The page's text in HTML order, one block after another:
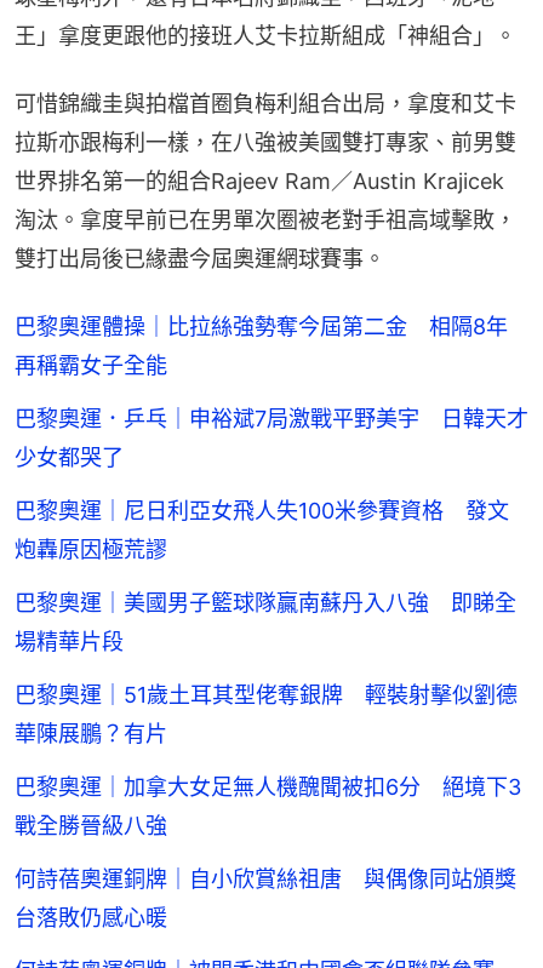
王」拿度更跟他的接班人艾卡拉斯組成「神組合」。
可惜錦織圭與拍檔首圈負梅利組合出局，拿度和艾卡
拉斯亦跟梅利一樣，在八強被美國雙打專家、前男雙
世界排名第一的組合Rajeev Ram／Austin Krajicek
淘汰。拿度早前已在男單次圈被老對手祖高域擊敗，
雙打出局後已緣盡今屆奧運網球賽事。
巴黎奧運體操｜比拉絲強勢奪今屆第二金 相隔8年
再稱霸女子全能
巴黎奧運．乒乓｜申裕斌7局激戰平野美宇 日韓天才
少女都哭了
巴黎奧運｜尼日利亞女飛人失100米參賽資格 發文
炮轟原因極荒謬
巴黎奧運｜美國男子籃球隊贏南蘇丹入八強 即睇全
場精華片段
巴黎奧運｜51歲土耳其型佬奪銀牌 輕裝射擊似劉德
華陳展鵬？有片
巴黎奧運｜加拿大女足無人機醜聞被扣6分 絕境下3
戰全勝晉級八強
何詩蓓奧運銅牌｜自小欣賞絲祖唐 與偶像同站頒獎
台落敗仍感心暖